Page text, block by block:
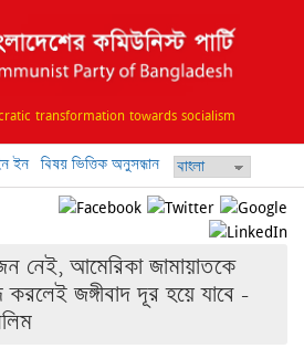
transformation towards socialism
ইন বিষয় ভিত্তিক অনুসন্ধান
নেই, আমেরিকা জামায়াতকে
জঙ্গীবাদ দূর হয়ে যাবে -